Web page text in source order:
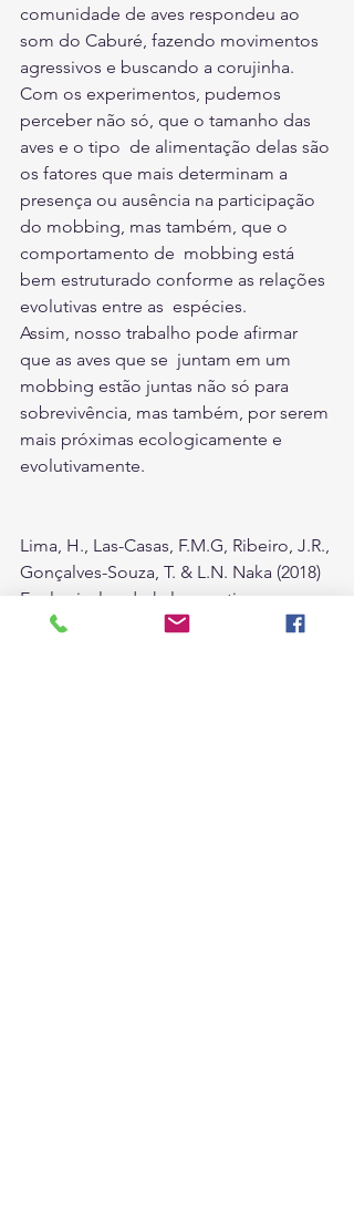
comunidade de aves respondeu ao
som do Caburé, fazendo movimentos
agressivos e buscando a corujinha.
Com os experimentos, pudemos
perceber não só, que o tamanho das
aves e o tipo  de alimentação delas são
os fatores que mais determinam a
presença ou ausência na participação
do mobbing, mas também, que o
comportamento de  mobbing está
bem estruturado conforme as relações
evolutivas entre as  espécies.
Assim, nosso trabalho pode afirmar
que as aves que se  juntam em um
mobbing estão juntas não só para
sobrevivência, mas também, por serem
mais próximas ecologicamente e
evolutivamente.
Lima, H., Las-Casas, F.M.G, Ribeiro, J.R.,
Gonçalves-Souza, T. & L.N. Naka (2018)
Ecological and phylogenetic
predictors of mobbing behavior in a